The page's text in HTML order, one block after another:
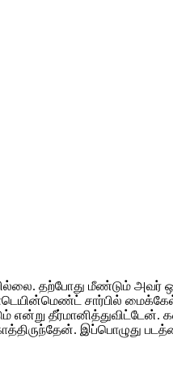
தற்போது மீண்டும் அவர்
சார்பில்
என்று தீர்மானித்துவிட்டேன்.
இப்பொழுது